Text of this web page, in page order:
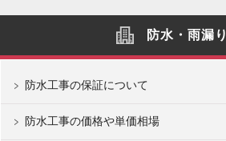
防水・雨漏り
防水工事の保証について
防水工事の価格や単価相場